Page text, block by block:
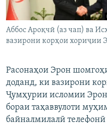
Аббос Ароқчӣ (аз чап) ва
вазирони корҳои хориҷии
Расонаҳои Эрон
доданд, ки вазирони
Ҷумҳурии исломии
бораи таҳаввулоти
байналмилалӣ телефонӣ